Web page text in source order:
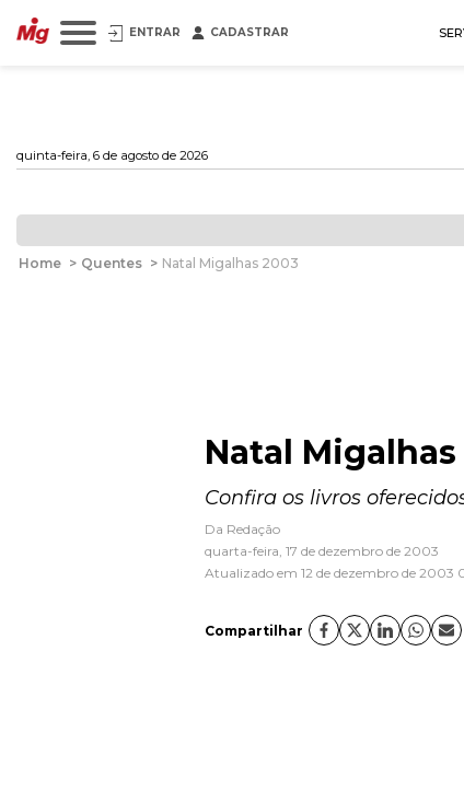
ENTRAR CADASTRAR
quinta-feira, 6 de agosto de 2026
Home > Quentes > Natal Migalhas 2003
Natal Migalhas
Confira os livros
Da Redação
quarta-feira, 17 de dezembro de 2003
Atualizado em 12 de dezembro de 2003
Compartilhar